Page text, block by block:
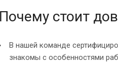
Почему стоит
В нашей команде
знакомы с особенностями